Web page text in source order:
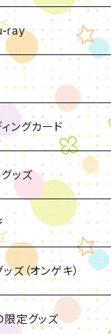
ray
ングカード
ッズ
ズ（オンゲキ）
定グッズ